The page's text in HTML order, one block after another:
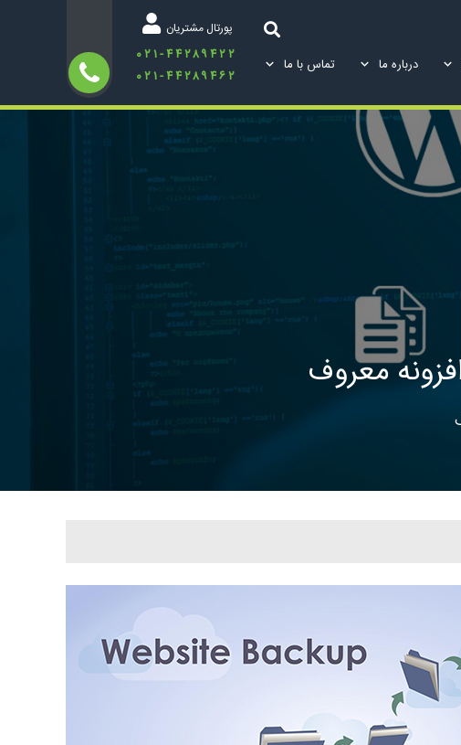
پورتال مشتریان
۰۲۱-۴۴۲۸۹۴۲۲
۰۲۱-۴۴۲۸۹۴۶۲
درباره ما تماس با ما